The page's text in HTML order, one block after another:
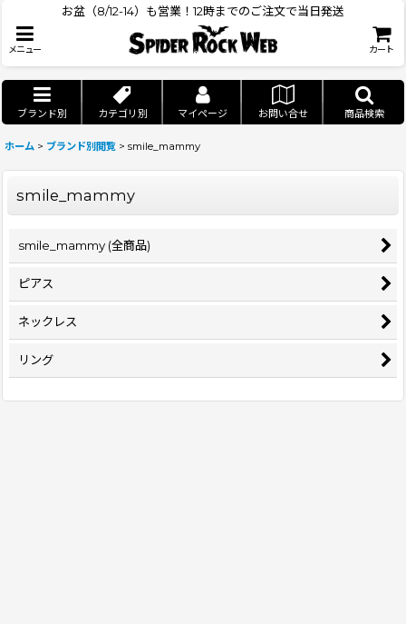
お盆（8/12-14）も営業！12時までのご注文で当日発送
メニュー カート
ブランド別 カテゴリ別 マイページ お問い合せ 商品検索
ホーム > ブランド別閲覧 > smile_mammy
smile_mammy
smile_mammy (全商品)
ピアス
ネックレス
リング